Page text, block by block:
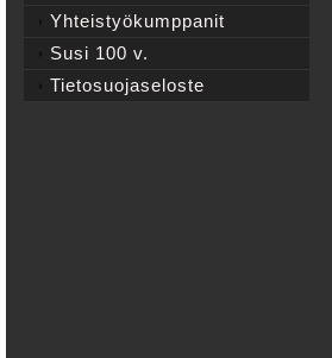
Yhteistyökumppanit
Susi 100 v.
Tietosuojaseloste